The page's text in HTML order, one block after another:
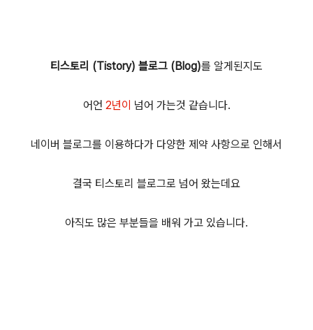
티스토리 (Tistory) 블로그 (Blog)를 알게된지도
어언 2년이 넘어 가는것 같습니다.
네이버 블로그를 이용하다가 다양한 제약 사항으로 인해서
결국 티스토리 블로그로 넘어 왔는데요
아직도 많은 부분들을 배워 가고 있습니다.